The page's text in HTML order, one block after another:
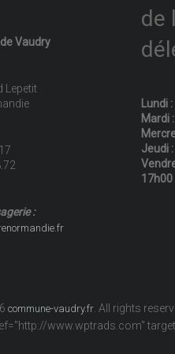
Vaudry
Lepetit
:
de
Lundi
Mardi
Jeudi
17h00
commune-vaudry.fr . All rights
www.wptrads.com"